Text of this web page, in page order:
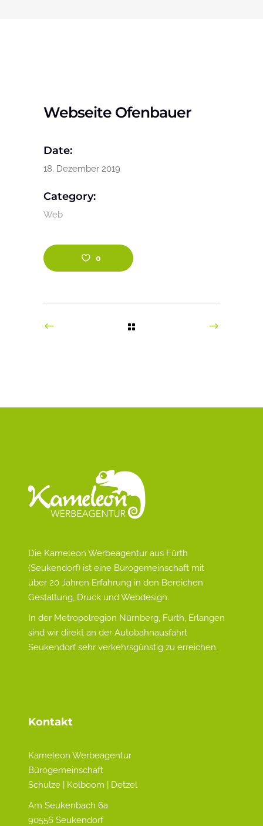
Webseite Ofenbauer
Date:
18. Dezember 2019
Category:
Web
0
Die Kameleon Werbeagentur aus Fürth
(Seukendorf) ist eine Bürogemeinschaft mit
über 20 Jahren Erfahrung in den Bereichen
Gestaltung, Druck und Webdesign.
In der Metropolregion Nürnberg, Fürth, Erlangen
sind wir direkt an der Autobahnausfahrt
Seukendorf sehr verkehrsgünstig zu erreichen.
Kontakt
Kameleon Werbeagentur
Bürogemeinschaft
Schulze | Kolboom | Detzel
Am Seukenbach 6a
90556 Seukendorf